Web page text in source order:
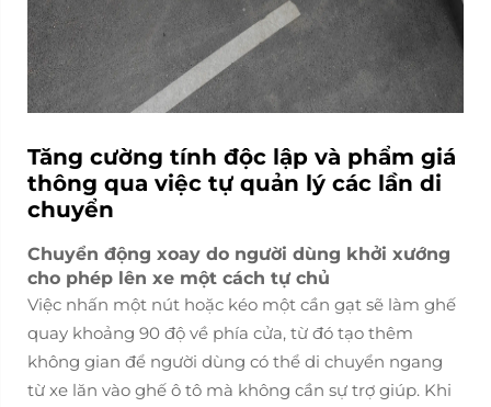
Tăng cường tính độc lập và phẩm giá
thông qua việc tự quản lý các lần di
chuyển
Chuyển động xoay do người dùng khởi xướng
cho phép lên xe một cách tự chủ
Việc nhấn một nút hoặc kéo một cần gạt sẽ làm ghế
quay khoảng 90 độ về phía cửa, từ đó tạo thêm
không gian để người dùng có thể di chuyển ngang
từ xe lăn vào ghế ô tô mà không cần sự trợ giúp. Khi